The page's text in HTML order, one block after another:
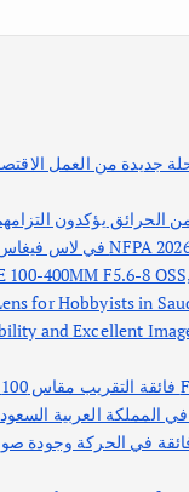
جديدة من العمل
الحرائق يؤكدون
100-400MM F5.6-8
for Hobbyists in
and Excellent
المملكة العربية
في الحركة وجودة